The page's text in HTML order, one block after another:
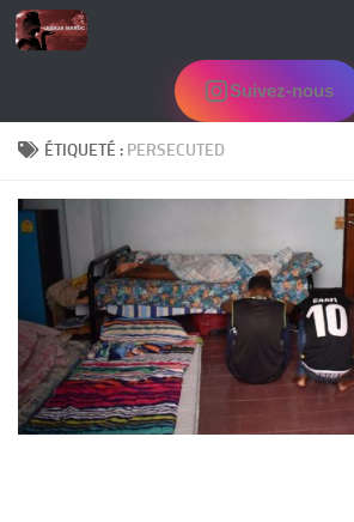
Skip to content
Suivez-nous
ÉTIQUETÉ : PERSECUTED